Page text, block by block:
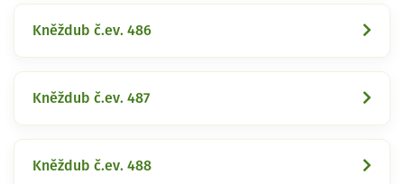
Kněždub č.ev. 486
Kněždub č.ev. 487
Kněždub č.ev. 488